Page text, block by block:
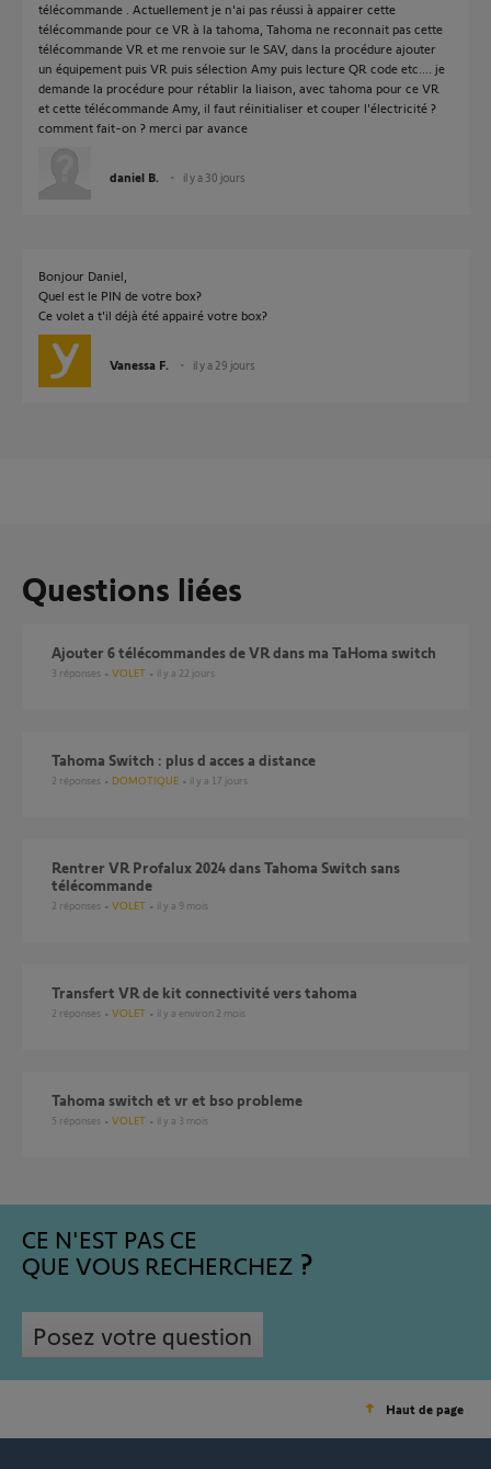
télécommande . Actuellement je n'ai pas réussi à appairer cette
télécommande pour ce VR à la tahoma, Tahoma ne reconnait pas cette
télécommande VR et me renvoie sur le SAV, dans la procédure ajouter
un équipement puis VR puis sélection Amy puis lecture QR code etc.... je
demande la procédure pour rétablir la liaison, avec tahoma pour ce VR
et cette télécommande Amy, il faut réinitialiser et couper l'électricité ?
comment fait-on ? merci par avance
daniel B. il y a 30 jours
Bonjour Daniel,
Quel est le PIN de votre box?
Ce volet a t'il déjà été appairé votre box?
Vanessa F. il y a 29 jours
Questions liées
Ajouter 6 télécommandes de VR dans ma TaHoma switch
3 réponses VOLET il y a 22 jours
Tahoma Switch : plus d acces a distance
2 réponses DOMOTIQUE il y a 17 jours
rentrer VR Profalux 2024 dans Tahoma Switch sans
télécommande
2 réponses VOLET il y a 9 mois
transfert VR de kit connectivité vers tahoma
2 réponses VOLET il y a environ 2 mois
Tahoma switch et vr et bso probleme
5 réponses VOLET il y a 3 mois
CE N'EST PAS CE
QUE VOUS RECHERCHEZ
Posez votre question
Haut de page